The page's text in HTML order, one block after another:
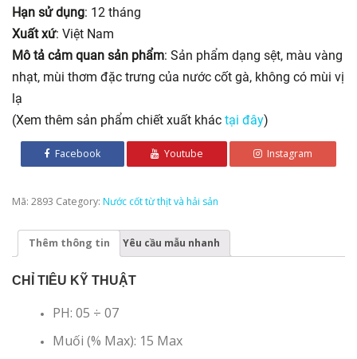
Hạn sử dụng: 12 tháng
Xuất xứ: Việt Nam
Mô tả cảm quan sản phẩm: Sản phẩm dạng sệt, màu vàng
nhạt, mùi thơm đặc trưng của nước cốt gà, không có mùi vị
lạ
(Xem thêm sản phẩm chiết xuất khác tại đây)
Facebook Youtube Instagram
Mã: 2893 Category: Nước cốt từ thịt và hải sản
Thêm thông tin Yêu cầu mẫu nhanh
CHỈ TIÊU KỸ THUẬT
PH: 05 ÷ 07
Muối (% Max): 15 Max